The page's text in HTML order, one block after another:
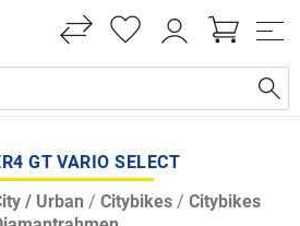
GT VARIO SELECT
/ Urban / Citybikes/ Citybikes